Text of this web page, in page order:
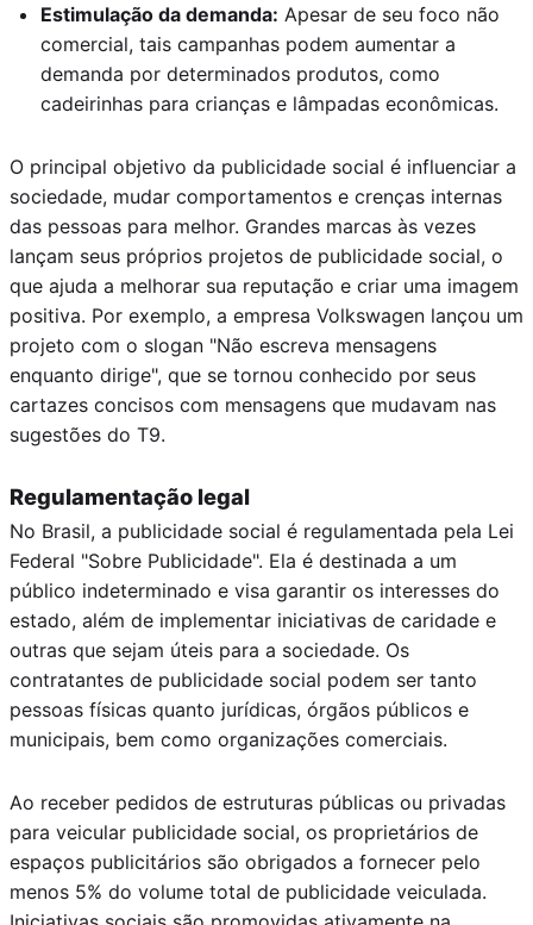
Estimulação da demanda: Apesar de seu foco não
comercial, tais campanhas podem aumentar a
demanda por determinados produtos, como
cadeirinhas para crianças e lâmpadas econômicas.
O principal objetivo da publicidade social é influenciar a
sociedade, mudar comportamentos e crenças internas
das pessoas para melhor. Grandes marcas às vezes
lançam seus próprios projetos de publicidade social, o
que ajuda a melhorar sua reputação e criar uma imagem
positiva. Por exemplo, a empresa Volkswagen lançou um
projeto com o slogan "Não escreva mensagens
enquanto dirige", que se tornou conhecido por seus
cartazes concisos com mensagens que mudavam nas
sugestões do T9.
Regulamentação legal
No Brasil, a publicidade social é regulamentada pela Lei
Federal "Sobre Publicidade". Ela é destinada a um
público indeterminado e visa garantir os interesses do
estado, além de implementar iniciativas de caridade e
outras que sejam úteis para a sociedade. Os
contratantes de publicidade social podem ser tanto
pessoas físicas quanto jurídicas, órgãos públicos e
municipais, bem como organizações comerciais.
Ao receber pedidos de estruturas públicas ou privadas
para veicular publicidade social, os proprietários de
espaços publicitários são obrigados a fornecer pelo
menos 5% do volume total de publicidade veiculada.